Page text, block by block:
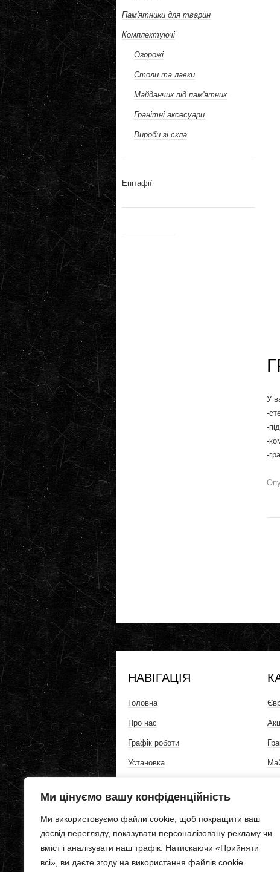
Ми цінуємо вашу конфіденційність
Ми використовуємо файли cookie, щоб покращити ваш
досвід перегляду, показувати персоналізовану рекламу чи
вміст і аналізувати наш трафік. Натискаючи «Прийняти
всі», ви даєте згоду на використання файлів cookie.
Пам'ятники для тварин
Комплектуючі
Огорожі
Столи та лавки
Майданчик під пам'ятник
Гранітні аксесуари
Вироби зі скла
Епітафії
У
-
-
-
-
НАВІГАЦІЯ
Головна
Про нас
Графік роботи
Установка
Політика конфіденційності